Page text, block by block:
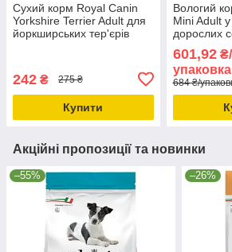
Сухий корм Royal Canin
Yorkshire Terrier Adult для
йоркширських тер'єрів
242 ₴ 275 ₴
Купити
Вологий
Mini Adult у
дорослих
601,92₴/
упаковка
684 ₴/
Акційні пропозиції та новинки
–55% –26%